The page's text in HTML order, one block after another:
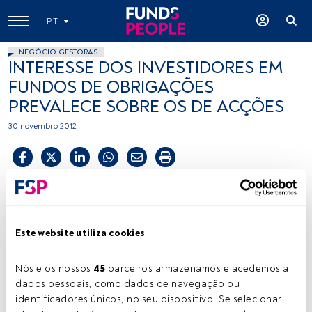
Este website utiliza cookies
Nós e os nossos 45 parceiros armazenamos e acedemos a
dados pessoais, como dados de navegação ou
identificadores únicos, no seu dispositivo. Se selecionar
PT
NEGÓCIO GESTORAS
INTERESSE DOS INVESTIDORES EM
FUNDOS DE OBRIGAÇÕES
PREVALECE SOBRE OS DE ACÇÕES
30 novembro 2012
Tempo de leitura:
O
consecutivo de entradas líquidas de dinheiro
seguem os mais populares, entre os investidores, com
entradas de 22.050 milhões no mês de Outubro. Assim, os
fundos de obrigações acumulam já 136.816 milhões de